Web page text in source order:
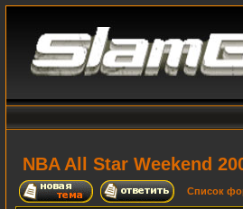
NBA All Star Weekend
Список